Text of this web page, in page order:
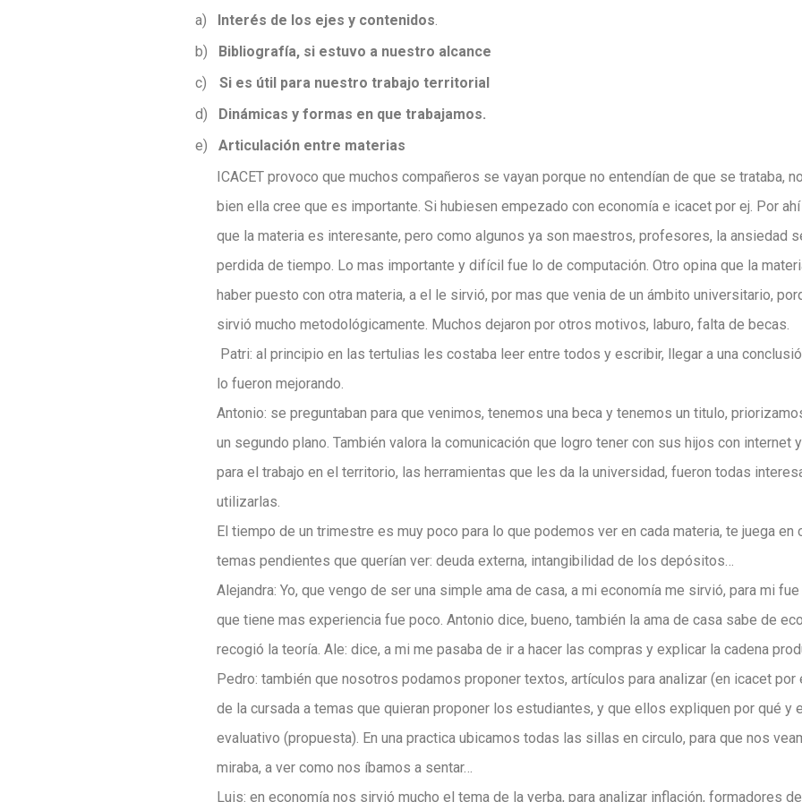
a) Interés de los ejes y contenidos
b)
Bibliografía, si estuvo a nuestro alcance
c)
Si es útil para nuestro trabajo territorial
d)
Dinámicas y formas en que trabajamos.
e)
Articulación entre materias
ICACET provoco que muchos compañeros se vayan porque no entendían de que se trataba,
bien ella cree que es importante. Si hubiesen empezado con economía e icacet por ej. Por
que la materia es interesante, pero como algunos ya son maestros, profesores, la ansiedad
perdida de tiempo. Lo mas importante y difícil fue lo de computación. Otro opina que la
haber puesto con otra materia, a el le sirvió, por mas que venia de un ámbito universitario,
sirvió mucho metodológicamente. Muchos dejaron por otros motivos, laburo, falta de becas.
Patri: al principio en las tertulias les costaba leer entre todos y escribir, llegar a una
lo fueron mejorando.
Antonio: se preguntaban para que venimos, tenemos una beca y tenemos un titulo,
un segundo plano. También valora la comunicación que logro tener con sus hijos con internet
para el trabajo en el territorio, las herramientas que les da la universidad, fueron todas
utilizarlas.
El tiempo de un trimestre es muy poco para lo que podemos ver en cada materia, te juega en
temas pendientes que querían ver: deuda externa, intangibilidad de los depósitos…
Alejandra: Yo, que vengo de ser una simple ama de casa, a mi economía me sirvió, para mi
que tiene mas experiencia fue poco. Antonio dice, bueno, también la ama de casa sabe de
recogió la teoría. Ale: dice, a mi me pasaba de ir a hacer las compras y explicar la cadena
Pedro: también que nosotros podamos proponer textos, artículos para analizar (en icacet por
de la cursada a temas que quieran proponer los estudiantes, y que ellos expliquen por qué y
evaluativo (propuesta). En una practica ubicamos todas las sillas en circulo, para que nos
miraba, a ver como nos íbamos a sentar…
Luis: en economía nos sirvió mucho el tema de la yerba, para analizar inflación, formadores